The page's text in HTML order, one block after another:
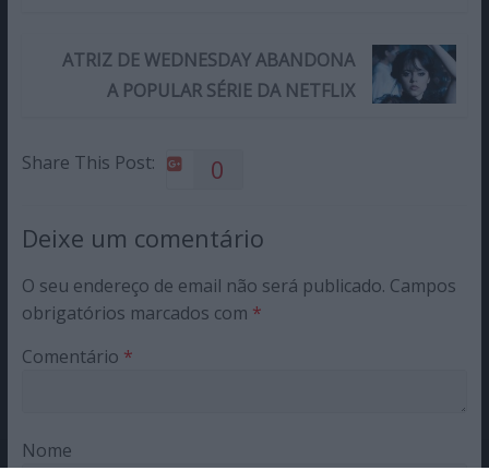
ATRIZ DE WEDNESDAY ABANDONA
A POPULAR SÉRIE DA NETFLIX
Share This Post: 0
Deixe um comentário
O seu endereço de email não será publicado. Campos
obrigatórios marcados com *
Comentário *
Nome